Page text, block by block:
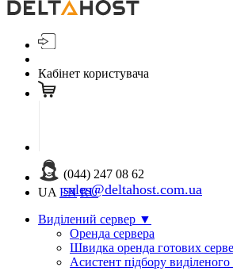
Кабінет користувача
(044) 247 08 62
sales@deltahost.com.ua
UA EN RU
Виділений сервер ▼
Оренда сервера
Швидка оренда готових
Асистент підбору виділеного